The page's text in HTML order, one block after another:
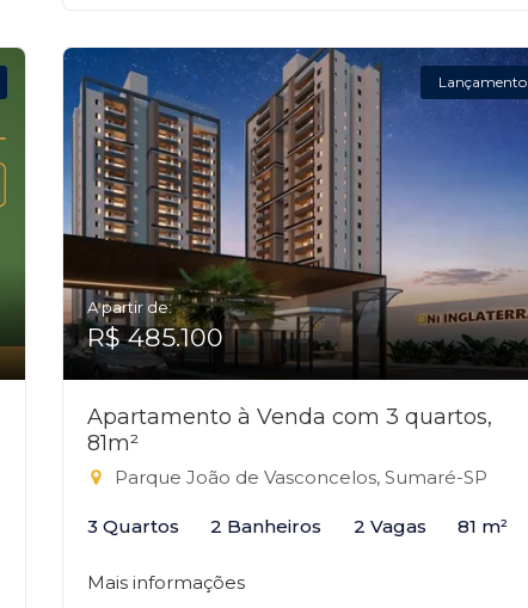
Lançamento
A partir de:
R$ 485.100
Apartamento à Venda com 3 quartos,
81m²
Parque João de Vasconcelos, Sumaré-SP
3 Quartos 2 Banheiros 2 Vagas 81 m²
Mais informações